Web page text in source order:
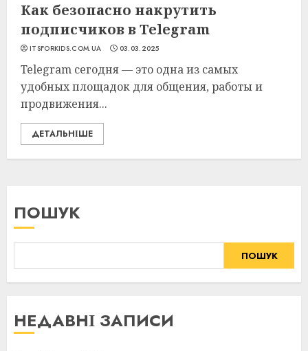
Как безопасно накрутить
подписчиков в Telegram
ITSFORKIDS.COM.UA 03.03.2025
Telegram сегодня — это одна из самых
удобных площадок для общения, работы и
продвижения...
ДЕТАЛЬНІШЕ
ПОШУК
ПОШУК
НЕДАВНІ ЗАПИСИ